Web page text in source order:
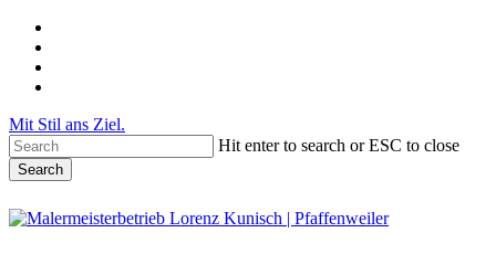
Skip
main
content
Mit Stil ans Ziel.
Hit enter to search or ESC to close
Search
Close